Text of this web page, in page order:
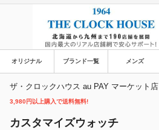
オリジナル ブランド一覧 メンズ
ザ・クロックハウス au PAY マーケット店
3,980円以上購入で送料無料!
カスタマイズウォッチ
その他の条件
サンキュー配送対象
その他の条件
サンキュー配送対象